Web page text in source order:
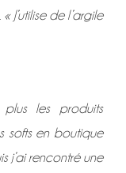
« J’utilise de l’argile
plus les produits
softs en boutique
j’ai rencontré une